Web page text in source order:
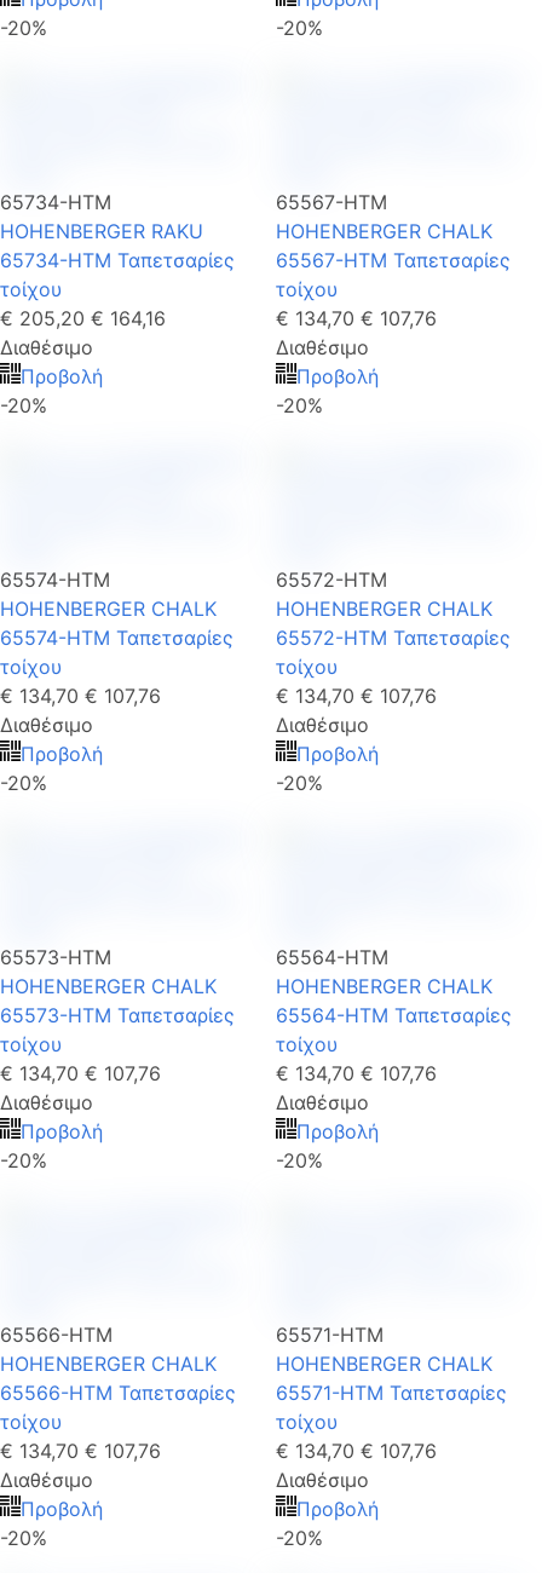
-20%
-20%
65734-HTM
HOHENBERGER RAKU
65734-HTM Ταπετσαρίες
τοίχου
€ 205,20 € 164,16
Διαθέσιμο
Προβολή
-20%
65567-HTM
HOHENBERGER CHALK
65567-HTM Ταπετσαρίες
τοίχου
€ 134,70 € 107,76
Διαθέσιμο
Προβολή
-20%
65574-HTM
HOHENBERGER CHALK
65574-HTM Ταπετσαρίες
τοίχου
€ 134,70 € 107,76
Διαθέσιμο
Προβολή
-20%
65572-HTM
HOHENBERGER CHALK
65572-HTM Ταπετσαρίες
τοίχου
€ 134,70 € 107,76
Διαθέσιμο
Προβολή
-20%
65573-HTM
HOHENBERGER CHALK
65573-HTM Ταπετσαρίες
τοίχου
€ 134,70 € 107,76
Διαθέσιμο
Προβολή
-20%
65564-HTM
HOHENBERGER CHALK
65564-HTM Ταπετσαρίες
τοίχου
€ 134,70 € 107,76
Διαθέσιμο
Προβολή
-20%
65566-HTM
HOHENBERGER CHALK
65566-HTM Ταπετσαρίες
τοίχου
€ 134,70 € 107,76
Διαθέσιμο
Προβολή
-20%
65571-HTM
HOHENBERGER CHALK
65571-HTM Ταπετσαρίες
τοίχου
€ 134,70 € 107,76
Διαθέσιμο
Προβολή
-20%